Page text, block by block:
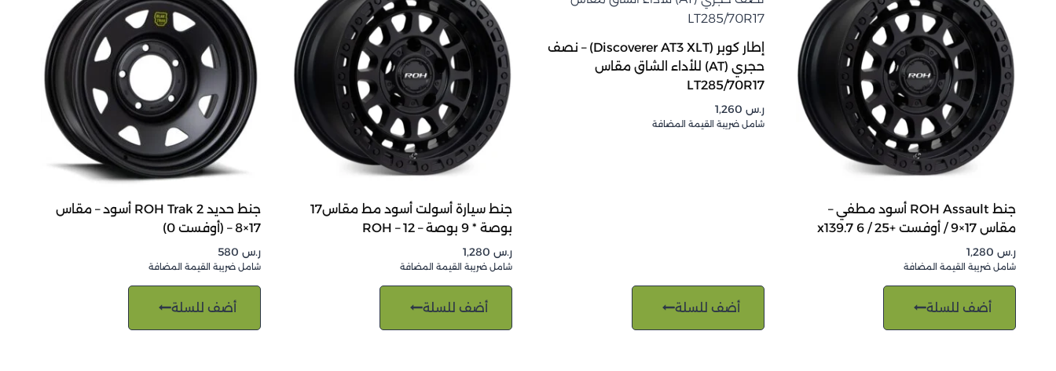
جنط ROH Assault أسود مطفي –
مقاس 17×9 / أوفست +25 / 6 x139.7
ر.س
شامل ضريبة القيمة المضافة
أضف للسلة
إطار كوبر (Discoverer AT3 XLT) – نصف
حجري (AT) للأداء الشاق مقاس
LT285/70R17
ر.س
شامل ضريبة القيمة المضافة
أضف للسلة
جنط سيارة أسولت أسود مط مقاس17
بوصة * 9 بوصة – 12 – ROH
ر.س
شامل ضريبة القيمة المضافة
أضف للسلة
جنط حديد ROH Trak 2 أسود – مقاس
17×8 – (أوفست 0)
ر.س
شامل ضريبة القيمة المضافة
أضف للسلة